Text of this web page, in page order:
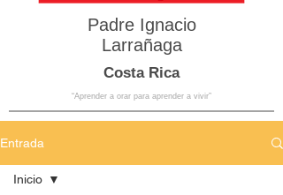
Padre Ignacio
Larrañaga
Costa Rica
“Aprender a orar para aprender a vivir”
Entrada
Inicio